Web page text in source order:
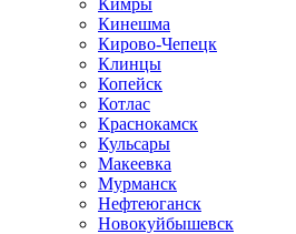
Кимры
Кинешма
Кирово-Чепецк
Клинцы
Копейск
Котлас
Краснокамск
Кульсары
Макеевка
Мурманск
Нефтеюганск
Новокуйбышевск